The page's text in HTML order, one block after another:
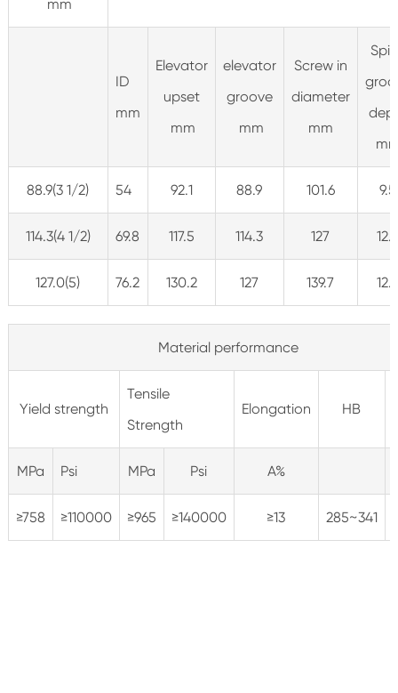
mm
ID
mm
Elevator
upset
mm
elevator
groove
mm
Screw in
diameter
mm
88.9(3 1/2) 54 92.1 88.9 101.6 9.5
114.3(4 1/2) 69.8 117.5 114.3 127
127.0(5) 76.2 130.2 127 139.7
Material performance
Yield strength
Tensile
Strength
Elongation HB
MPa Psi MPa Psi A%
≥758 ≥110000 ≥965 ≥140000 ≥13 285~341